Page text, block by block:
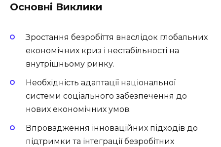
Основні Виклики
Зростання безробіття внаслідок глобальних
економічних криз і нестабільності на
внутрішньому ринку.
Необхідність адаптації національної
системи соціального забезпечення до
нових економічних умов.
Впровадження інноваційних підходів до
підтримки та інтеграції безробітних